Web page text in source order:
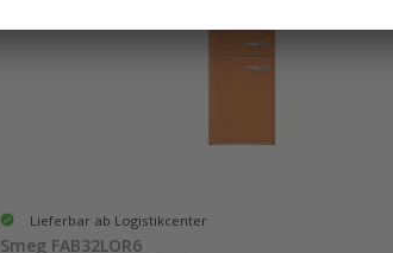
Lieferbar ab Logistikcenter
Smeg FAB32LOR6